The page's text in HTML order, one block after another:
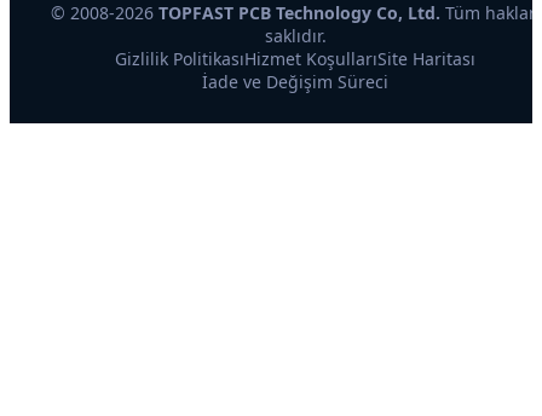
© 2008-2026 TOPFAST PCB Technology Co, Ltd. Tüm hakları
saklıdır.
Gizlilik PolitikasıHizmet KoşullarıSite Haritası
İade ve Değişim Süreci